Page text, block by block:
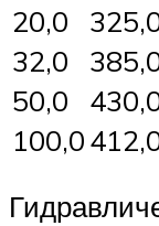
20,0
32,0
50,0
100,0